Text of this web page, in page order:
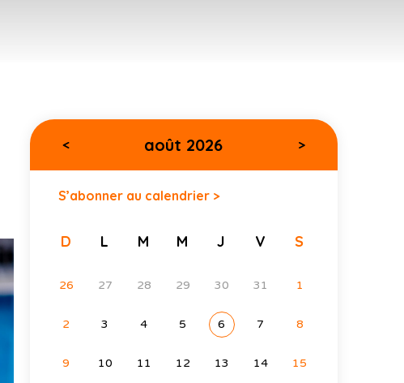
< août 2026 >
S’abonner au calendrier >
D L M M J V S
26 27 28 29 30 31 1
2 3 4 5 6 7 8
9 10 11 12 13 14 15